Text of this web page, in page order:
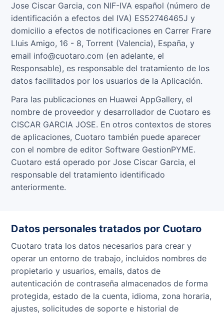
Jose Ciscar Garcia, con NIF-IVA español (número de
identificación a efectos del IVA) ES52746465J y
domicilio a efectos de notificaciones en Carrer Frare
Lluis Amigo, 16 - 8, Torrent (Valencia), España, y
email info@cuotaro.com (en adelante, el
Responsable), es responsable del tratamiento de los
datos facilitados por los usuarios de la Aplicación.
Para las publicaciones en Huawei AppGallery, el
nombre de proveedor y desarrollador de Cuotaro es
CISCAR GARCIA JOSE. En otros contextos de stores
de aplicaciones, Cuotaro también puede aparecer
con el nombre de editor Software GestionPYME.
Cuotaro está operado por Jose Ciscar Garcia, el
responsable del tratamiento identificado
anteriormente.
Datos personales tratados por Cuotaro
Cuotaro trata los datos necesarios para crear y
operar un entorno de trabajo, incluidos nombres de
propietario y usuarios, emails, datos de
autenticación de contraseña almacenados de forma
protegida, estado de la cuenta, idioma, zona horaria,
ajustes, solicitudes de soporte e historial de